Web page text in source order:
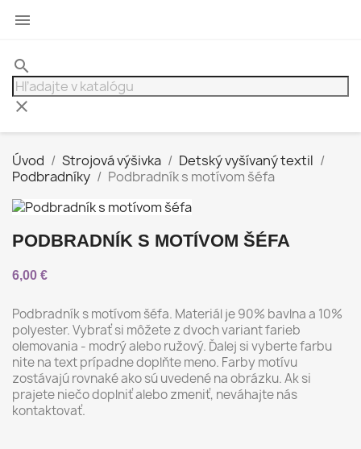

search
clear
Úvod Strojová výšivka
Detský vyšívaný textil
Podbradníky
Podbradník s motívom šéfa
PODBRADNÍK S MOTÍVOM ŠÉFA
6,00 €
Podbradník s motívom šéfa. Materiál je 90% bavlna a 10%
polyester. Vybrať si môžete z dvoch variant farieb
olemovania - modrý alebo ružový. Ďalej si vyberte farbu
nite na text prípadne doplňte meno. Farby motívu
zostávajú rovnaké ako sú uvedené na obrázku. Ak si
prajete niečo doplniť alebo zmeniť, neváhajte nás
kontaktovať.